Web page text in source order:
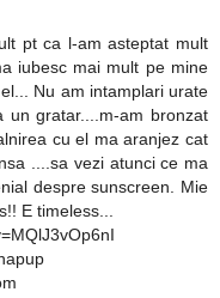
pt ca l-am asteptat mult
iubesc mai mult pe mine
Nu am intamplari urate
gratar....m-am bronzat
cu el ma aranjez cat
....sa vezi atunci ce ma
despre sunscreen. Mie
E timeless...